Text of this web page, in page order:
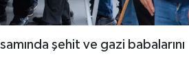
şehit ve gazi babalarını